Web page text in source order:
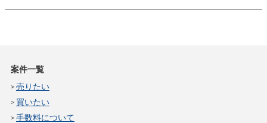
案件一覧
売りたい
買いたい
手数料について